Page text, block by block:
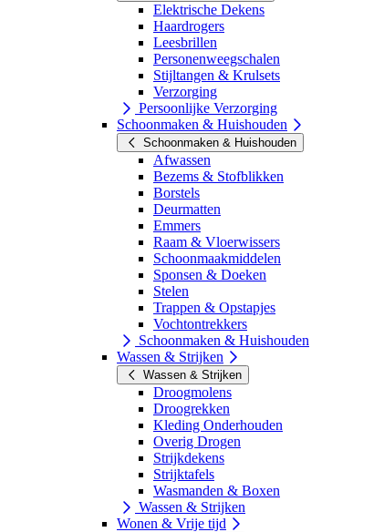
Elektrische Dekens
Haardrogers
Leesbrillen
Personenweegschalen
Stijltangen & Krulsets
Verzorging
Persoonlijke Verzorging
Schoonmaken & Huishouden
Schoonmaken & Huishouden
Afwassen
Bezems & Stofblikken
Borstels
Deurmatten
Emmers
Raam & Vloerwissers
Schoonmaakmiddelen
Sponsen & Doeken
Stelen
Trappen & Opstapjes
Vochtontrekkers
Schoonmaken & Huishouden
Wassen & Strijken
Wassen & Strijken
Droogmolens
Droogrekken
Kleding Onderhouden
Overig Drogen
Strijkdekens
Strijktafels
Wasmanden & Boxen
Wassen & Strijken
Wonen & Vrije tijd